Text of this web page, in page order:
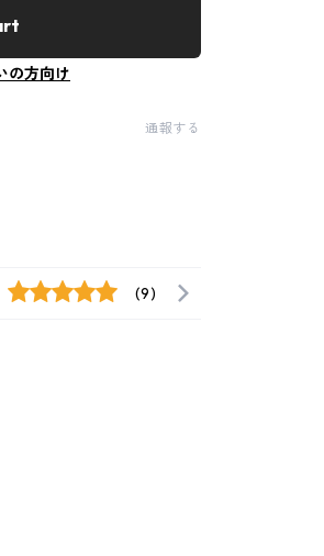
の方向け
通報する
(9)